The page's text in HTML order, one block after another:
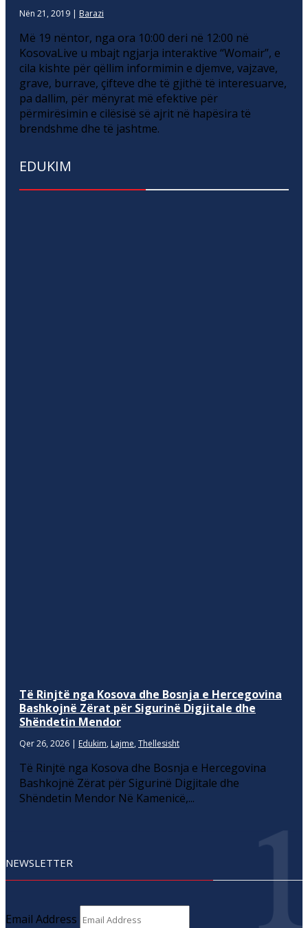
Nën 21, 2019 | Barazi
Më 19 nëntor, nga ora 10:00 deri në 12:00 në
KosovaLive u mbajt ngjarja interaktive “Womair”, e
cila kishte për qëllim informimin e djemve, vajzave,
grave, burrave, çifteve dhe të gjithë të interesuarve,
pa dallim, për mënyrat më efektive për
përmirësimin e cilësisë së ajrit në hapësira të
brendshme dhe të jashtme.
EDUKIM
Të Rinjtë nga Kosova dhe Bosnja e Hercegovina
Bashkojnë Zërat për Sigurinë Digjitale dhe
Shëndetin Mendor
Qer 26, 2026 | Edukim, Lajme, Thellesisht
Të Rinjtë nga Kosova dhe Bosnja e Hercegovina
Bashkojnë Zërat për Sigurinë Digjitale dhe
Shëndetin Mendor Në Kamenicë,...
NEWSLETTER
Email Address